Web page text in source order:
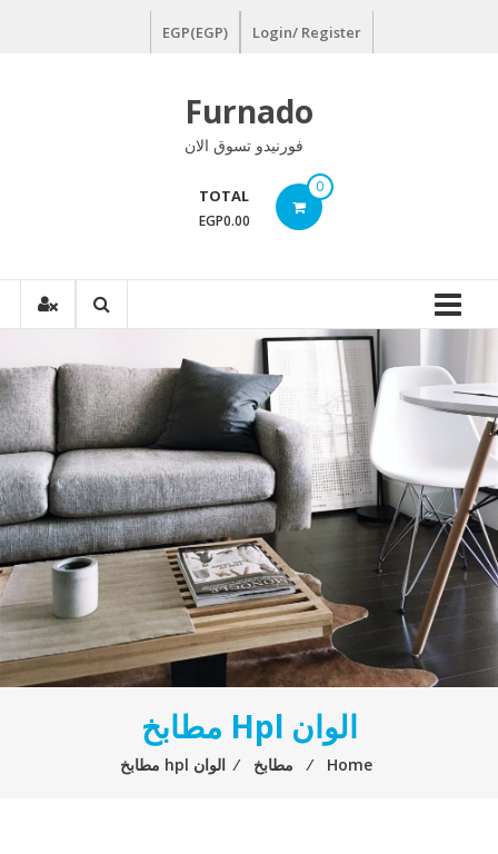
Login/ Register
EGP(EGP)
Furnado
فورنيدو تسوق الان
0
TOTAL
EGP0.00
الوان Hpl مطابخ
Home
⁄ مطابخ ⁄ الوان hpl مطابخ